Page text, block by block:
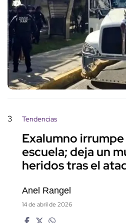
3 Tendencias
Exalumno
escuela; deja un
heridos tras el
Anel Rangel
14 de abril de 2026